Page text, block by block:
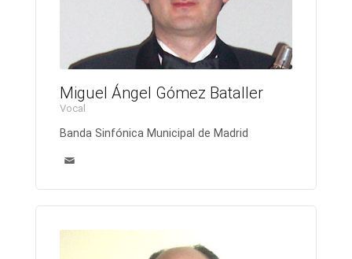
Miguel Ángel Gómez Bataller
Vocal
Banda Sinfónica Municipal de Madrid